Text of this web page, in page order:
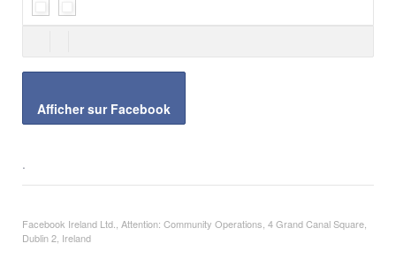
Afficher sur Facebook
.
Facebook Ireland Ltd., Attention: Community Operations, 4 Grand Canal Square,
Dublin 2, Ireland